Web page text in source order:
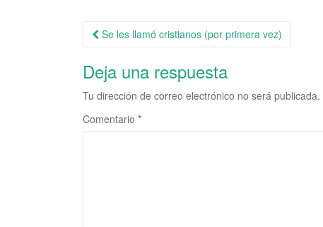
Navegación de la entrada
Se les llamó cristianos (por primera vez)
Deja una respuesta
Tu dirección de correo electrónico no será publicada.
Comentario *